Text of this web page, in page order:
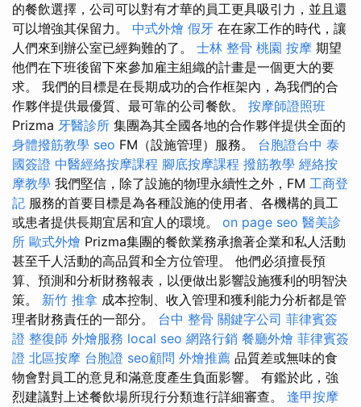
的餐飲選擇，公司可以對有才華的員工更具吸引力，並且還
可以增強其保留力。 中式外燴 假牙 在在家工作的時代，讓
人們來到辦公室已經夠難的了。 士林 整骨 桃園 按摩 期望
他們在下班後留下來參加雇主組織的計畫是一個更大的要
求。 我們的目標是在長期成功的合作框架內，為我們的合
作夥伴提供最優質、最可靠的公司餐飲。 按摩師證照班
Prizma 牙醫診所 集團為其全國各地的合作夥伴提供全面的
身體撥筋教學 seo FM（設施管理）服務。 台胞證台中 泰
國簽證 中醫經絡按摩課程 腳底按摩課程 撥筋教學 經絡按
摩教學 我們堅信，除了設施的物理永續性之外，FM 工商登
記 服務的首要目標是為各種設施的使用者、各機構的員工
或患者提供長期宜居和宜人的環境。 on page seo 醫美診
所 歐式外燴 Prizma集團的餐飲業務承擔著企業和私人活動
甚至千人活動的高品質和全方位管理。 他們必須擅長預
算、預測和分析財務報表，以便做出影響設施獲利的明智決
策。 新竹 推拿 成本控制、收入管理和獲利能力分析都是管
理者財務責任的一部分。 台中 整骨 關鍵字公司 菲律賓簽
證 整復師 外燴服務 local seo 網路行銷 餐廳外燴 菲律賓簽
證 北區按摩 台胞證 seo顧問 外燴推薦 品質差或無味的食
物會對員工的意見和滿意度產生負面影響。 有鑑於此，強
烈建議對上述餐飲場所現行分類進行詳細審查。 逢甲按摩